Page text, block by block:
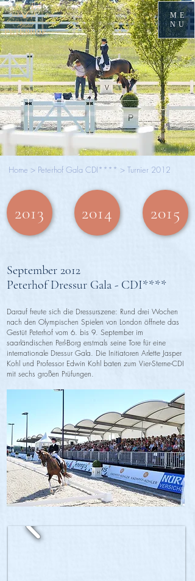
ME
NU
Home > Peterhof Gala CDI**** > Turnier 2012
2013 2014 2015
September 2012
Peterhof Dressur Gala - CDI****
Darauf freute sich die Dressurszene: Rund drei Wochen
nach den Olympischen Spielen von London öffnete das
Gestüt Peterhof vom 6. bis 9. September im
saarländischen Perl-Borg erstmals seine Tore für eine
internationale Dressur Gala. Die Initiatoren Arlette Jasper
Kohl und Professor Edwin Kohl baten zum Vier-Sterne-CDI
mit sechs großen Prüfungen.